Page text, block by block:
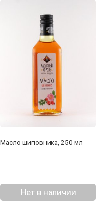
Масло шиповника, 250 мл
Нет в наличии